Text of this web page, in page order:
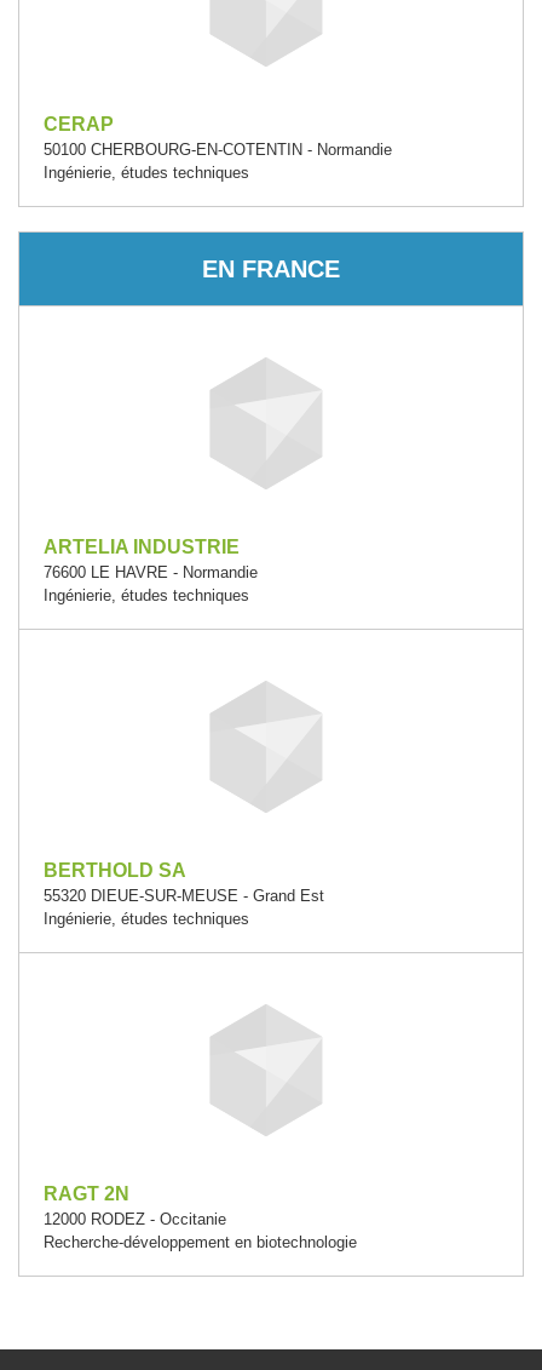
CERAP
50100 CHERBOURG-EN-COTENTIN - Normandie
Ingénierie, études techniques
EN FRANCE
ARTELIA INDUSTRIE
76600 LE HAVRE - Normandie
Ingénierie, études techniques
BERTHOLD SA
55320 DIEUE-SUR-MEUSE - Grand Est
Ingénierie, études techniques
RAGT 2N
12000 RODEZ - Occitanie
Recherche-développement en biotechnologie